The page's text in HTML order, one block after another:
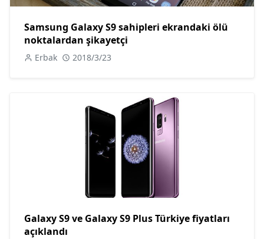
Samsung Galaxy S9 sahipleri ekrandaki ölü
noktalardan şikayetçi
Erbak 2018/3/23
Galaxy S9 ve Galaxy S9 Plus Türkiye fiyatları
açıklandı